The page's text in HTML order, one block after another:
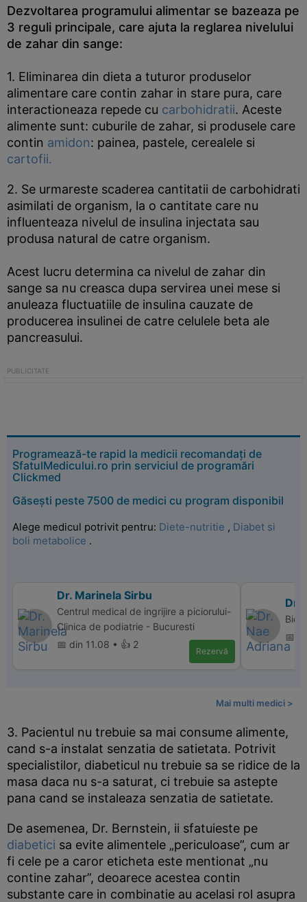
Dezvoltarea programului alimentar se bazeaza pe
3 reguli principale, care ajuta la reglarea nivelului
de zahar din sange:
1. Eliminarea din dieta a tuturor produselor
alimentare care contin zahar in stare pura, care
interactioneaza repede cu carbohidratii. Aceste
alimente sunt: cuburile de zahar, si produsele care
contin amidon: painea, pastele, cerealele si
cartofii.
2. Se urmareste scaderea cantitatii de carbohidrati
asimilati de organism, la o cantitate care nu
influenteaza nivelul de insulina injectata sau
produsa natural de catre organism.
Acest lucru determina ca nivelul de zahar din
sange sa nu creasca dupa servirea unei mese si
anuleaza fluctuatiile de insulina cauzate de
producerea insulinei de catre celulele beta ale
pancreasului.
Programează-te rapid la medicii recomandați de
SfatulMedicului.ro prin serviciul de programări
Clickmed
Găsești peste 7500 de medici cu program disponibil
Alege medicul potrivit pentru: Diete-nutritie , Diabet si
boli metabolice .
Dr. Marinela Sirbu
Centrul medical de ingrijire a piciorului-
Clinica de podiatrie - Bucuresti
📅 din 11.08 • 👍 2
Rezervă
Dr.
Bio
📅
Mai multi medici >
3. Pacientul nu trebuie sa mai consume alimente,
cand s-a instalat senzatia de satietata. Potrivit
specialistilor, diabeticul nu trebuie sa se ridice de la
masa daca nu s-a saturat, ci trebuie sa astepte
pana cand se instaleaza senzatia de satietate.
De asemenea, Dr. Bernstein, ii sfatuieste pe
diabetici sa evite alimentele „periculoase”, cum ar
fi cele pe a caror eticheta este mentionat „nu
contine zahar”, deoarece acestea contin
substante care in combinatie au acelasi rol asupra